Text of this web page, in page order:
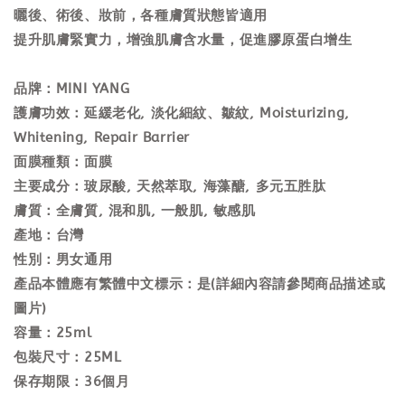
曬後、術後、妝前，各種膚質狀態皆適用
提升肌膚緊實力，增強肌膚含水量，促進膠原蛋白增生
品牌：MINI YANG
護膚功效：延緩老化, 淡化細紋、皺紋, Moisturizing,
Whitening, Repair Barrier
面膜種類：面膜
主要成分：玻尿酸, 天然萃取, 海藻醣, 多元五胜肽
膚質：全膚質, 混和肌, 一般肌, 敏感肌
產地：台灣
性別：男女通用
產品本體應有繁體中文標示：是(詳細內容請參閱商品描述或
圖片)
容量：25ml
包裝尺寸：25ML
保存期限：36個月